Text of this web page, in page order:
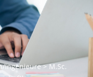
Ingenieure>M.Sc.